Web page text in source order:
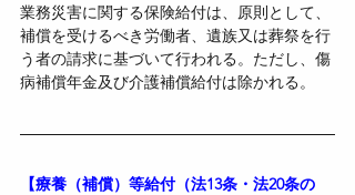
業務災害に関する保険給付は、原則として、
補償を受けるべき労働者、遺族又は葬祭を行
う者の請求に基づいて行われる。ただし、傷
病補償年金及び介護補償給付は除かれる。
【療養（補償）等給付（法13条・法20条の